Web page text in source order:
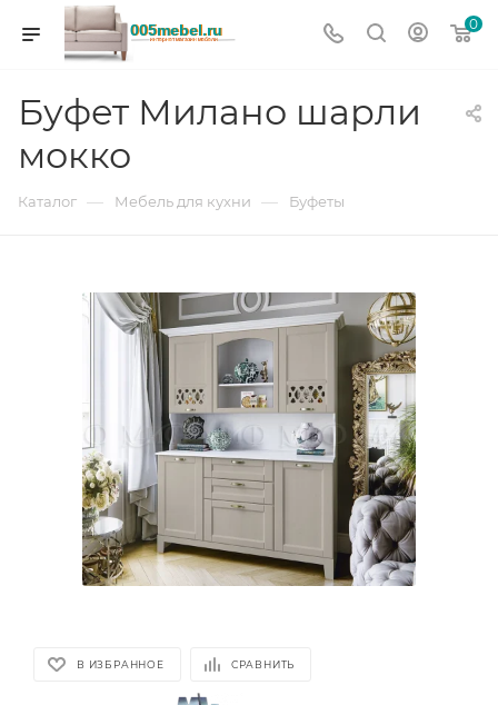
0
Буфет Милано шарли
мокко
Каталог — Мебель для кухни — Буфеты
В ИЗБРАННОЕ СРАВНИТЬ